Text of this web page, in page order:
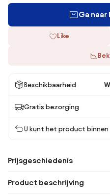
Ga naar
Like
Beschikbaarheid
Gratis bezorging
U kunt het product binnen
Prijsgeschiedenis
Product beschrijving